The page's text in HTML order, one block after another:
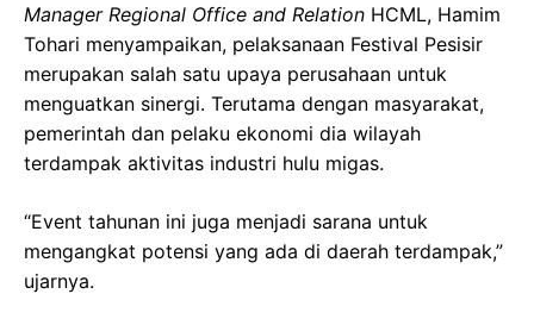
Manager Regional Office and Relation HCML, Hamim
Tohari menyampaikan, pelaksanaan Festival Pesisir
merupakan salah satu upaya perusahaan untuk
menguatkan sinergi. Terutama dengan masyarakat,
pemerintah dan pelaku ekonomi dia wilayah
terdampak aktivitas industri hulu migas.
“Event tahunan ini juga menjadi sarana untuk
mengangkat potensi yang ada di daerah terdampak,”
ujarnya.